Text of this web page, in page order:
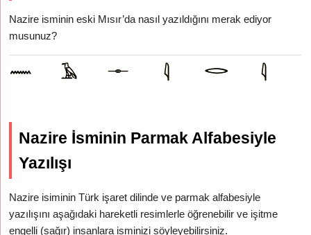
Nazire isminin eski Mısır’da nasıl yazıldığını merak ediyor
musunuz?
Nazire İsminin Parmak Alfabesiyle
Yazılışı
Nazire isiminin Türk işaret dilinde ve parmak alfabesiyle
yazılışını aşağıdaki hareketli resimlerle öğrenebilir ve işitme
engelli (sağır) insanlara isminizi söyleyebilirsiniz.